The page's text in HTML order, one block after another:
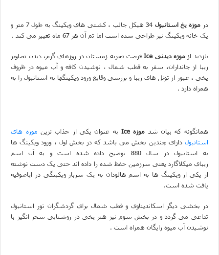
در موزه یخ استانبول
به طول 7 متر و
یک خانه ویکینگ نیز طراحی شده است اما تم آن هر 67 ماه تغییر می کند .
بازدید از موزه دیدنی Ice فرصت تجربه زمستان در روزهای گرم، دیدن تصاویر
زیبا از جانداران، سفر به قطب شمال ، نوشیدن کافه و آب میوه در ظروف
یخی ، عبور از تونل های زیبا و بررسی وقایع ورود ویکینگها به استانبول را به
همراه دارد .
همانگونه که بیان شد موزه Ice به عنوان یکی از جذاب ترین موزه های
استانبول دارای چندین بخش می باشد که در بخش اول ، ورود ویکینگ ها
به استانبول در سال 880 توضیح داده شده است و به آن اسم
زیبای میکلاگارد یعنی سرزمین حفظ شده را داده اند حتی یک دست نوشته
از یکی از ویکینگ ها به اسم هالودان به یک سرباز ویکینگی در ایاصوفیه
یافت شده است.
در بخشی دیگر اسکاندیناوی و قطب شمال برای گردشگران تور استانبول
تداعی می گردد و در بخش سوم نیز هنر یخی در روشنایی سحر انگیز با
نوشیدن آب میوه رایگان همراه است .